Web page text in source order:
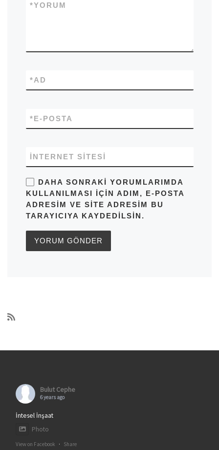
YORUM
*
AD
*
E-POSTA
*
İNTERNET SITESI
DAHA SONRAKI YORUMLARIMDA
KULLANILMASI IÇIN ADIM, E-POSTA
ADRESIM VE SITE ADRESIM BU
TARAYICIYA KAYDEDILSIN.
Bulut Cephe
6 years ago
İntesel İnşaat
Photo
View on Facebook · Share